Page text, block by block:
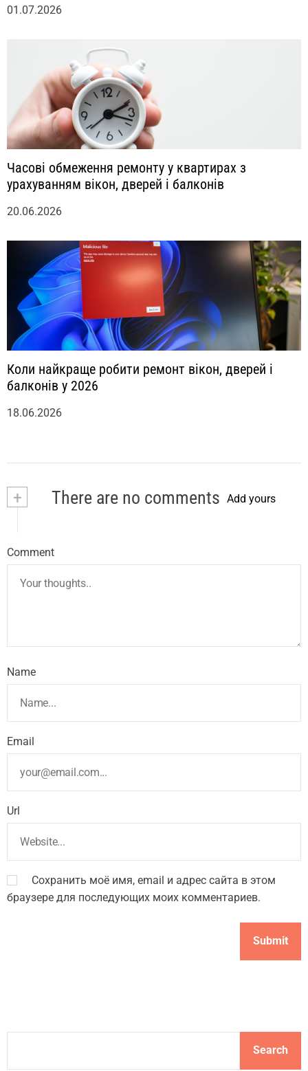
01.07.2026
Часові обмеження ремонту у квартирах з
урахуванням вікон, дверей і балконів
20.06.2026
Коли найкраще робити ремонт вікон, дверей і
балконів у 2026
18.06.2026
+ There are no comments Add yours
Comment
Name
Email
Url
Сохранить моё имя, email и адрес сайта в этом
браузере для последующих моих комментариев.
Search